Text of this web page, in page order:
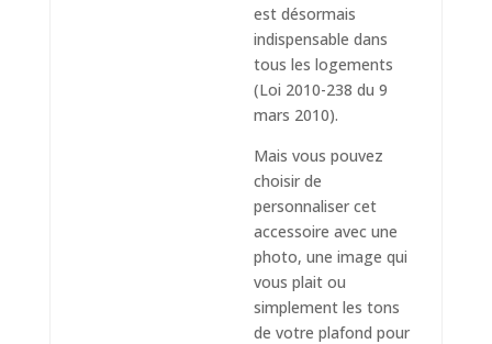
est désormais
indispensable dans
tous les logements
(Loi 2010-238 du 9
mars 2010).
Mais vous pouvez
choisir de
personnaliser cet
accessoire avec une
photo, une image qui
vous plait ou
simplement les tons
de votre plafond pour